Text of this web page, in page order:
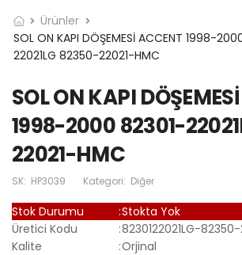
Ürünler
SOL ON KAPI DÖŞEMESİ ACCENT 1998-
22021LG 82350-22021-HMC
SOL ON KAPI
1998-2000 82301-
22021-HMC
SK: HP3039 Kategori: Diğer
Stok Durumu :Stokta Yok
Üretici Kodu
:8230122021LG-82350-
Kalite
:Orjinal